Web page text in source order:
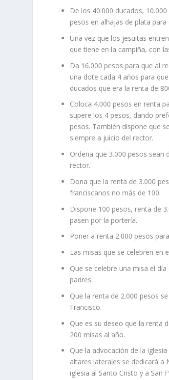
De los 40.000 ducados,
pesos en alhajas de plata
Una vez que los jesuitas
que tiene en la campiña, con
Da 16.000 pesos para que al
una dote cada 4 años para
ducados que era la renta de
Coloca 4.000 pesos en renta
supere los 4 pesos, dando
pesos. También dispone que
siempre a juicio del rector.
Ordena que 3.000 pesos
rector.
Dona que la renta de 3.000
franciscanos no más de 100.
Dispone 100 pesos, renta de
pasen por la porterí­a.
Poner a renta 2.000 pesos
Las misas que se celebren en
Que se celebre una misa el
padres.
Que la renta de 2.000 pesos
Francisco.
Que es su deseo que la renta
200 misas al año.
Que la advocación de la
altares laterales se dedicará a
iglesia al Santo Cristo y a San